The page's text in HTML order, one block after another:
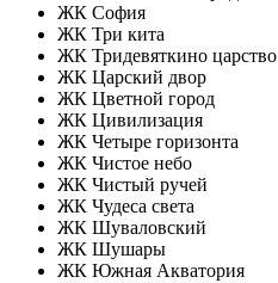
ЖК София
ЖК Три кита
ЖК Тридевяткино царство
ЖК Царский двор
ЖК Цветной город
ЖК Цивилизация
ЖК Четыре горизонта
ЖК Чистое небо
ЖК Чистый ручей
ЖК Чудеса света
ЖК Шуваловский
ЖК Шушары
ЖК Южная Акватория